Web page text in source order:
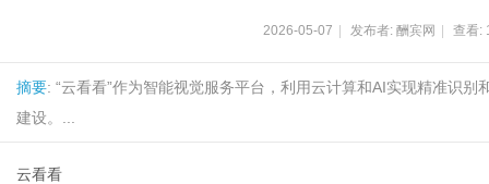
2026-05-07 发布者: 酬宾网 查看:
摘要: “云看看”作为智能视觉服务平台，利用云计算和AI实现精准识
建设。...
云看看